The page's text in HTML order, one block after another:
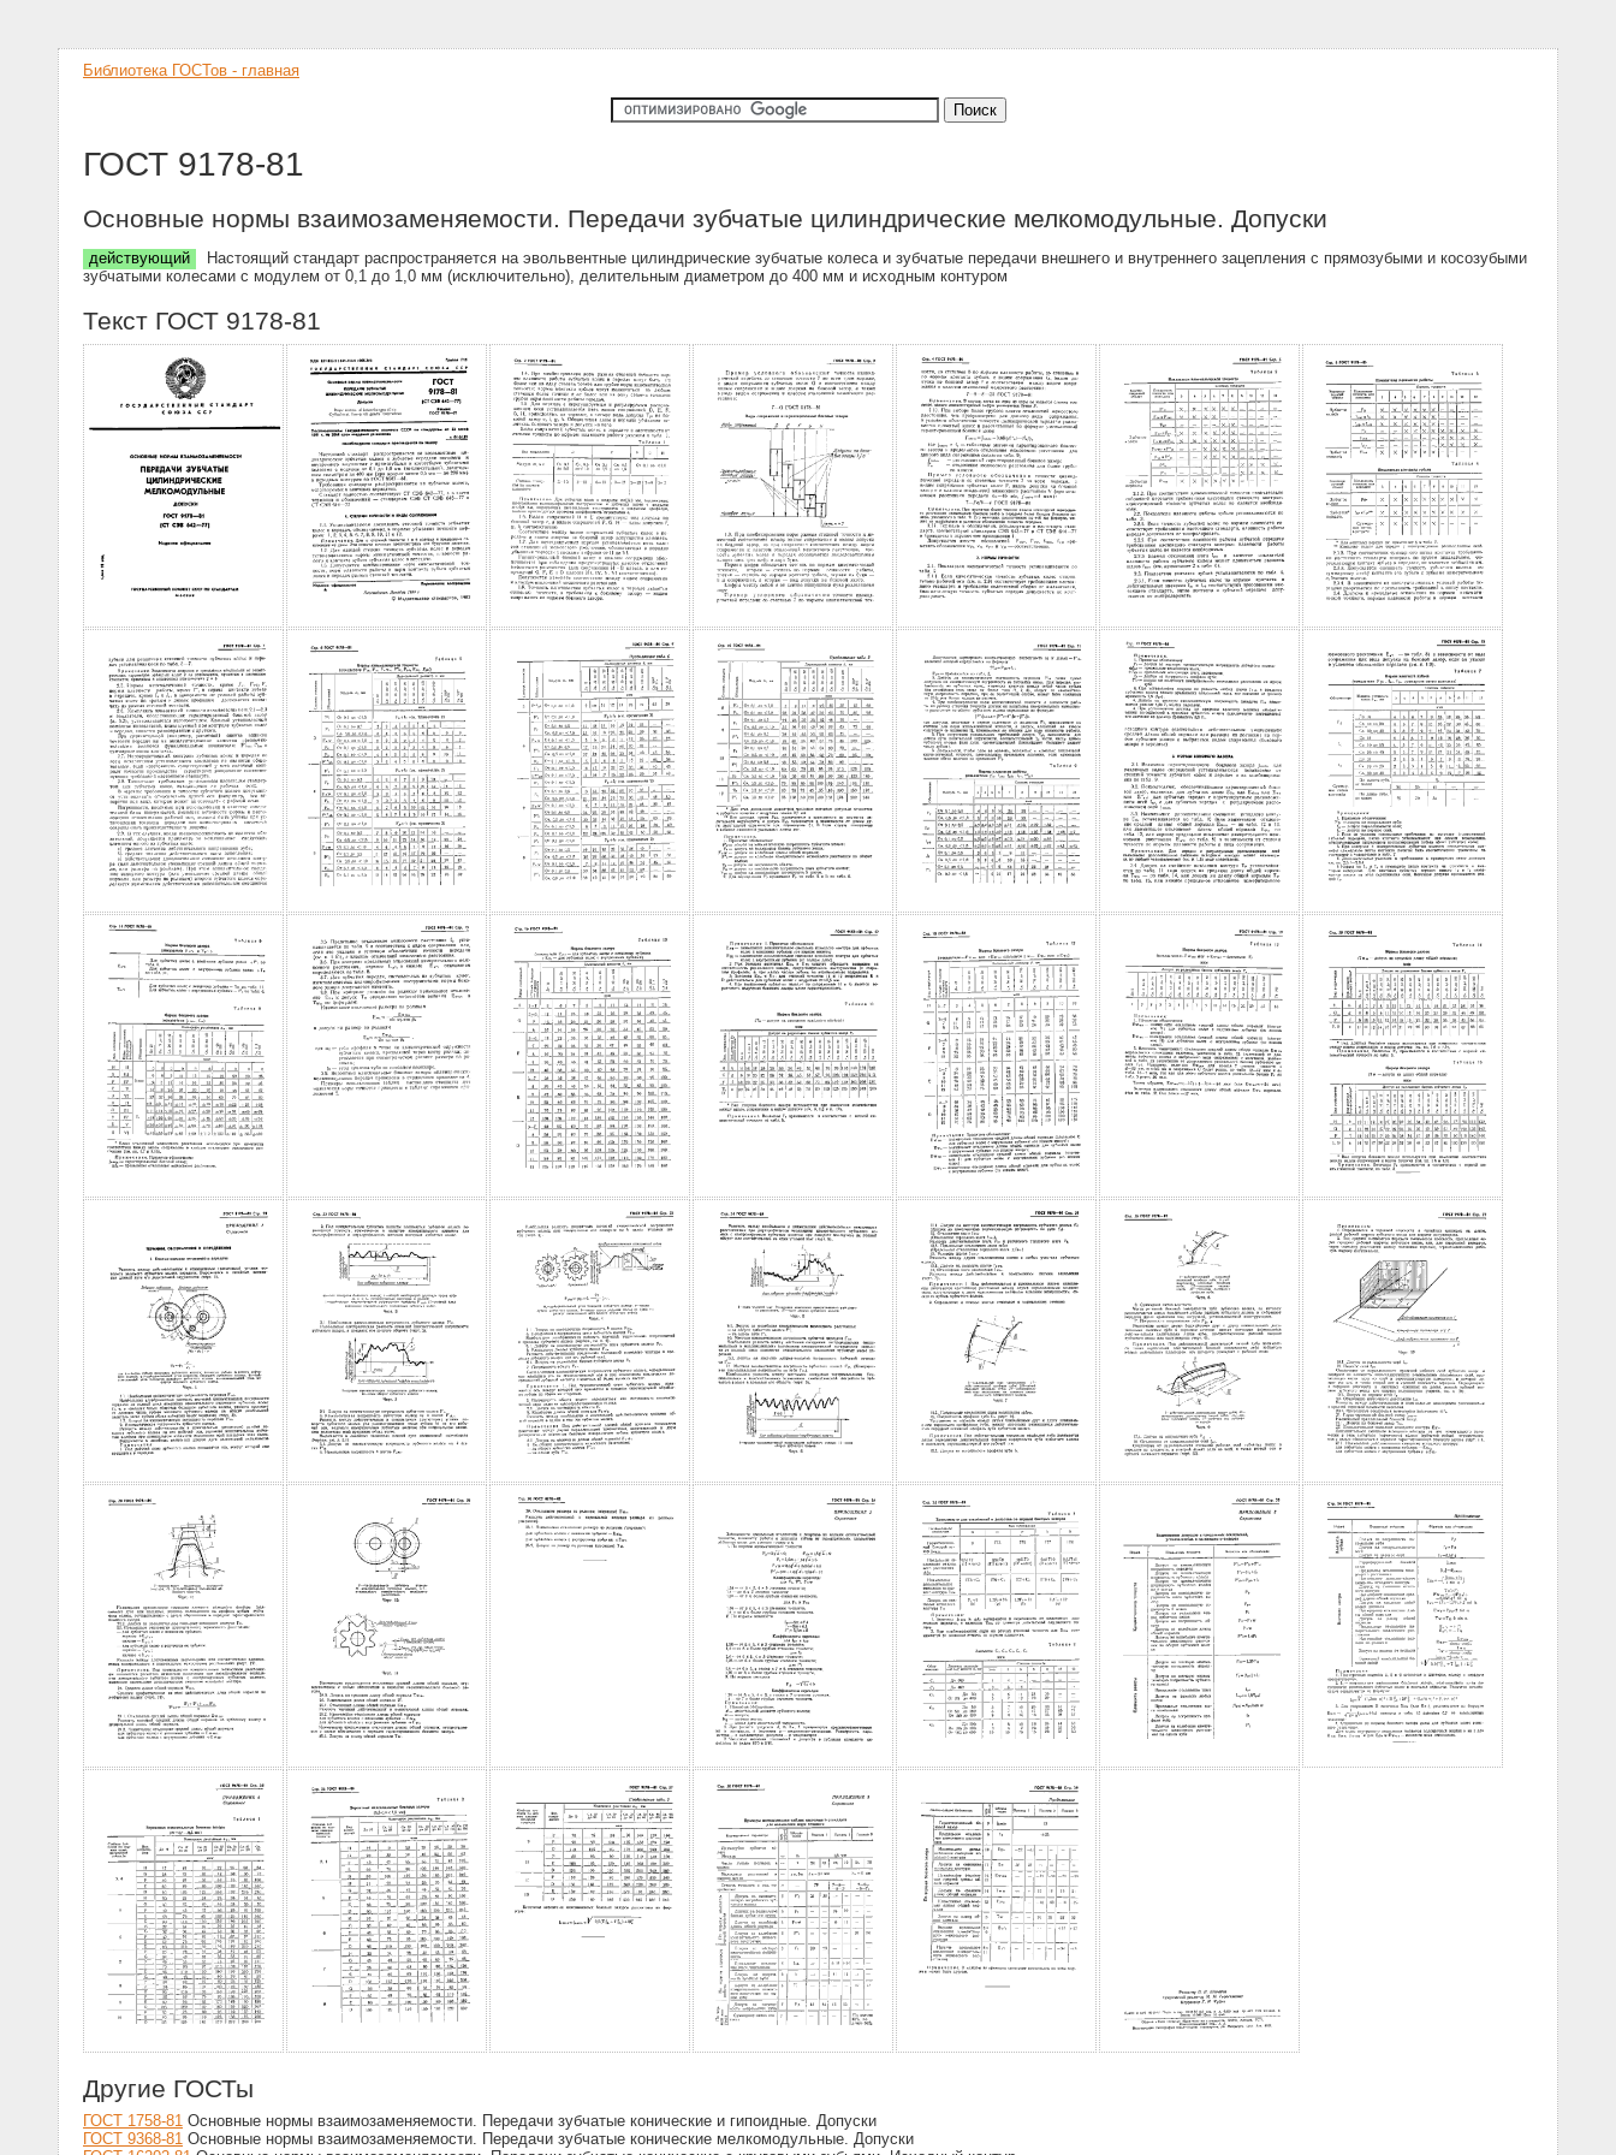
Библиотека ГОСТов - главная
ГОСТ 9178-81
Основные нормы взаимозаменяемости. Передачи зубчатые цилиндрические мелкомодульные. Допуски
действующий
Настоящий стандарт распространяется на эвольвентные цилиндрические зубчатые колеса и зубчатые передачи внешнего и внутреннего зацепления с прямозубыми и косозубыми
зубчатыми колесами с модулем от 0,1 до 1,0 мм (исключительно), делительным диаметром до 400 мм и исходным контуром
Текст ГОСТ 9178-81
Другие ГОСТы
ГОСТ 1758-81 Основные нормы взаимозаменяемости. Передачи зубчатые конические и гипоидные. Допуски
ГОСТ 9368-81 Основные нормы взаимозаменяемости. Передачи зубчатые конические мелкомодульные. Допуски